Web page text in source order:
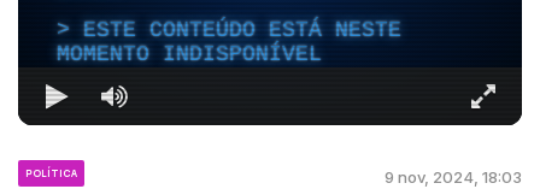
ESTE CONTEÚDO ESTÁ NESTE
MOMENTO INDISPONÍVEL
POLÍTICA 9 nov, 2024, 18:03